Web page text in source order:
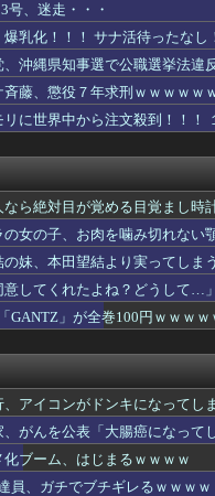
ブ配信で自殺…8万人が閲覧
マ「いるんでしょ？」→玄関を
ーに
レイブンクロー、みいちゃん
する
もない事が判明するｗｗｗｗ
そうだけど時間はかかりそう
録抹消は無し
全制御できる機能が仕込まれ
キャンペーン1週目｣や｢集英
ガチ恋させにくるwwwwwww
ス部が見つかる！
、速いボールばっか」
瞬間に本性を現した。束縛
て給料倍になるｗｗｗｗｗ
ww
れるwwwwwwwwww
とんでもない事実』が判明し
結婚して」と言われ受け入れ
ｗｗｗｗｗｗｗｗｗｗ
に移住ｗｗｗｗｗｗｗｗｗｗ
ニメ化してて心配になる…」
号、迷走・・・
爆乳化！！！ サナ活待ったなし
、沖縄県知事選で公職選挙法
斉藤、懲役７年求刑ｗｗｗｗｗ
リに世界中から注文殺到！！
なら絶対目が覚める目覚まし時
の女の子、お肉を噛み切れない
の妹、本田望結より実ってしま
意してくれたよね？どうして…
GANTZ」が全巻100円ｗｗｗ
、アイコンがドンキになってし
、がんを公表「大腸癌になっ
化ブーム、はじまるｗｗｗｗ
員、ガチでブチギレるｗｗｗｗ